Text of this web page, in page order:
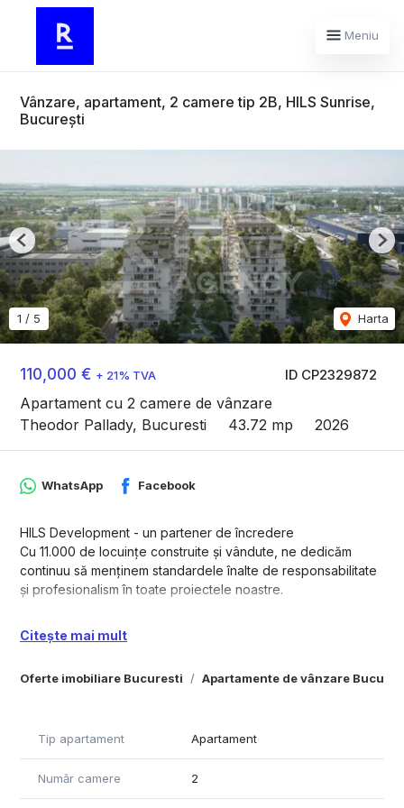
Meniu
Vânzare, apartament, 2 camere tip 2B, HILS Sunrise,
București
ID CP2329872
110,000 € + 21% TVA
Apartament cu 2 camere de vânzare
Theodor Pallady, Bucuresti
43.72 mp 2026
1 / 5 Harta
Previous
Oferte imobiliare Bucuresti Apartamente de vânzare
WhatsApp Facebook
HILS Development - un partener de încredere
Cu 11.000 de locuințe construite și vândute, ne dedicăm
continuu să menținem standardele înalte de responsabilitate
și profesionalism în toate proiectele noastre.
preț, prin construirea de ansambluri rezidențiale de mari
city” (oraș de 15 minute). Acordăm o atenție deosebită
zonelor comerciale, școlilor, grădinițelor și liceelor.
Citește mai mult
Tip apartament Apartament
Număr camere 2